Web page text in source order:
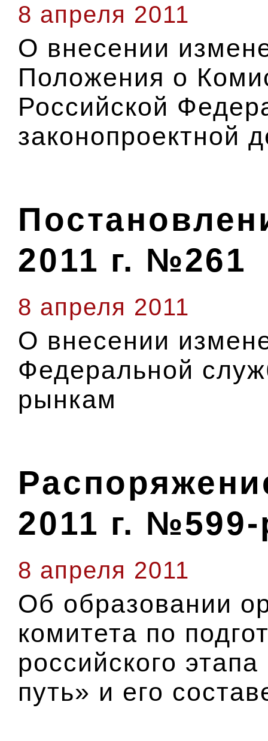
8 апреля 2011
О внесении
Положения о
Российской
законопроектной
2011 г. №261
8 апреля 2011
О внесении
Федеральной
рынкам
2011 г.
8 апреля 2011
Об образовании
комитета по
российского
путь» и его